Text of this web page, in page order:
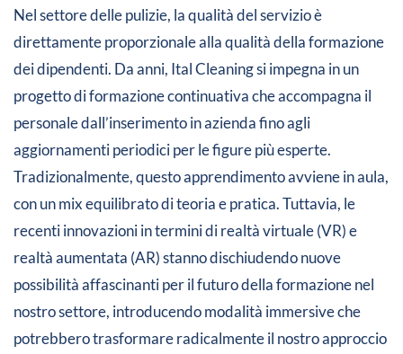
Nel settore delle pulizie, la qualità del servizio è
direttamente proporzionale alla qualità della formazione
dei dipendenti. Da anni, Ital Cleaning si impegna in un
progetto di formazione continuativa che accompagna il
personale dall’inserimento in azienda fino agli
aggiornamenti periodici per le figure più esperte.
Tradizionalmente, questo apprendimento avviene in aula,
con un mix equilibrato di teoria e pratica. Tuttavia, le
recenti innovazioni in termini di realtà virtuale (VR) e
realtà aumentata (AR) stanno dischiudendo nuove
possibilità affascinanti per il futuro della formazione nel
nostro settore, introducendo modalità immersive che
potrebbero trasformare radicalmente il nostro approccio